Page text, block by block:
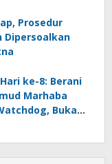
Prosedur
Dipersoalkan
ke-8: Berani
Marhaba
Bukan